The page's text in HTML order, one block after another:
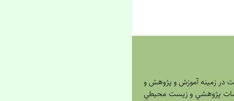
در زمينه آموزش و پژوهش و
پژوهشي و زيست محيطي